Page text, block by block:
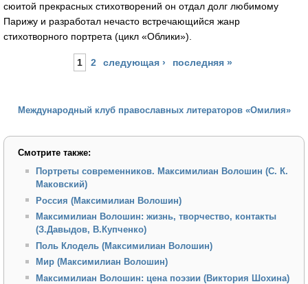
сюитой прекрасных стихотворений он отдал долг любимому
Парижу и разработал нечасто встречающийся жанр
стихотворного портрета (цикл «Облики»).
1 2 следующая › последняя »
Международный клуб православных литераторов «Омилия»
Смотрите также:
Портреты современников. Максимилиан Волошин (С. К.
Маковский)
Россия (Максимилиан Волошин)
Максимилиан Волошин: жизнь, творчество, контакты
(З.Давыдов, В.Купченко)
Поль Клодель (Максимилиан Волошин)
Мир (Максимилиан Волошин)
Максимилиан Волошин: цена поэзии (Виктория Шохина)